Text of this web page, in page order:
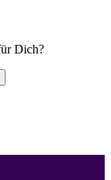
Dich?